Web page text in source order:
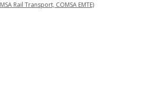
Rail Transport, COMSA EMTE)